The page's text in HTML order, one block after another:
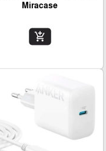
Miracase
add_shopping_cart